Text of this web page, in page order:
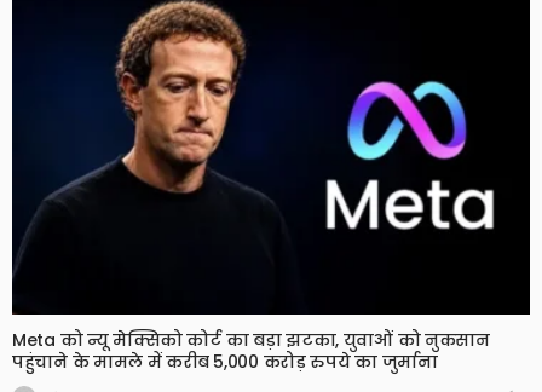
Meta को न्यू मेक्सिको कोर्ट का बड़ा झटका, युवाओं को नुकसान
पहुंचाने के मामले में करीब 5,000 करोड़ रुपये का जुर्माना